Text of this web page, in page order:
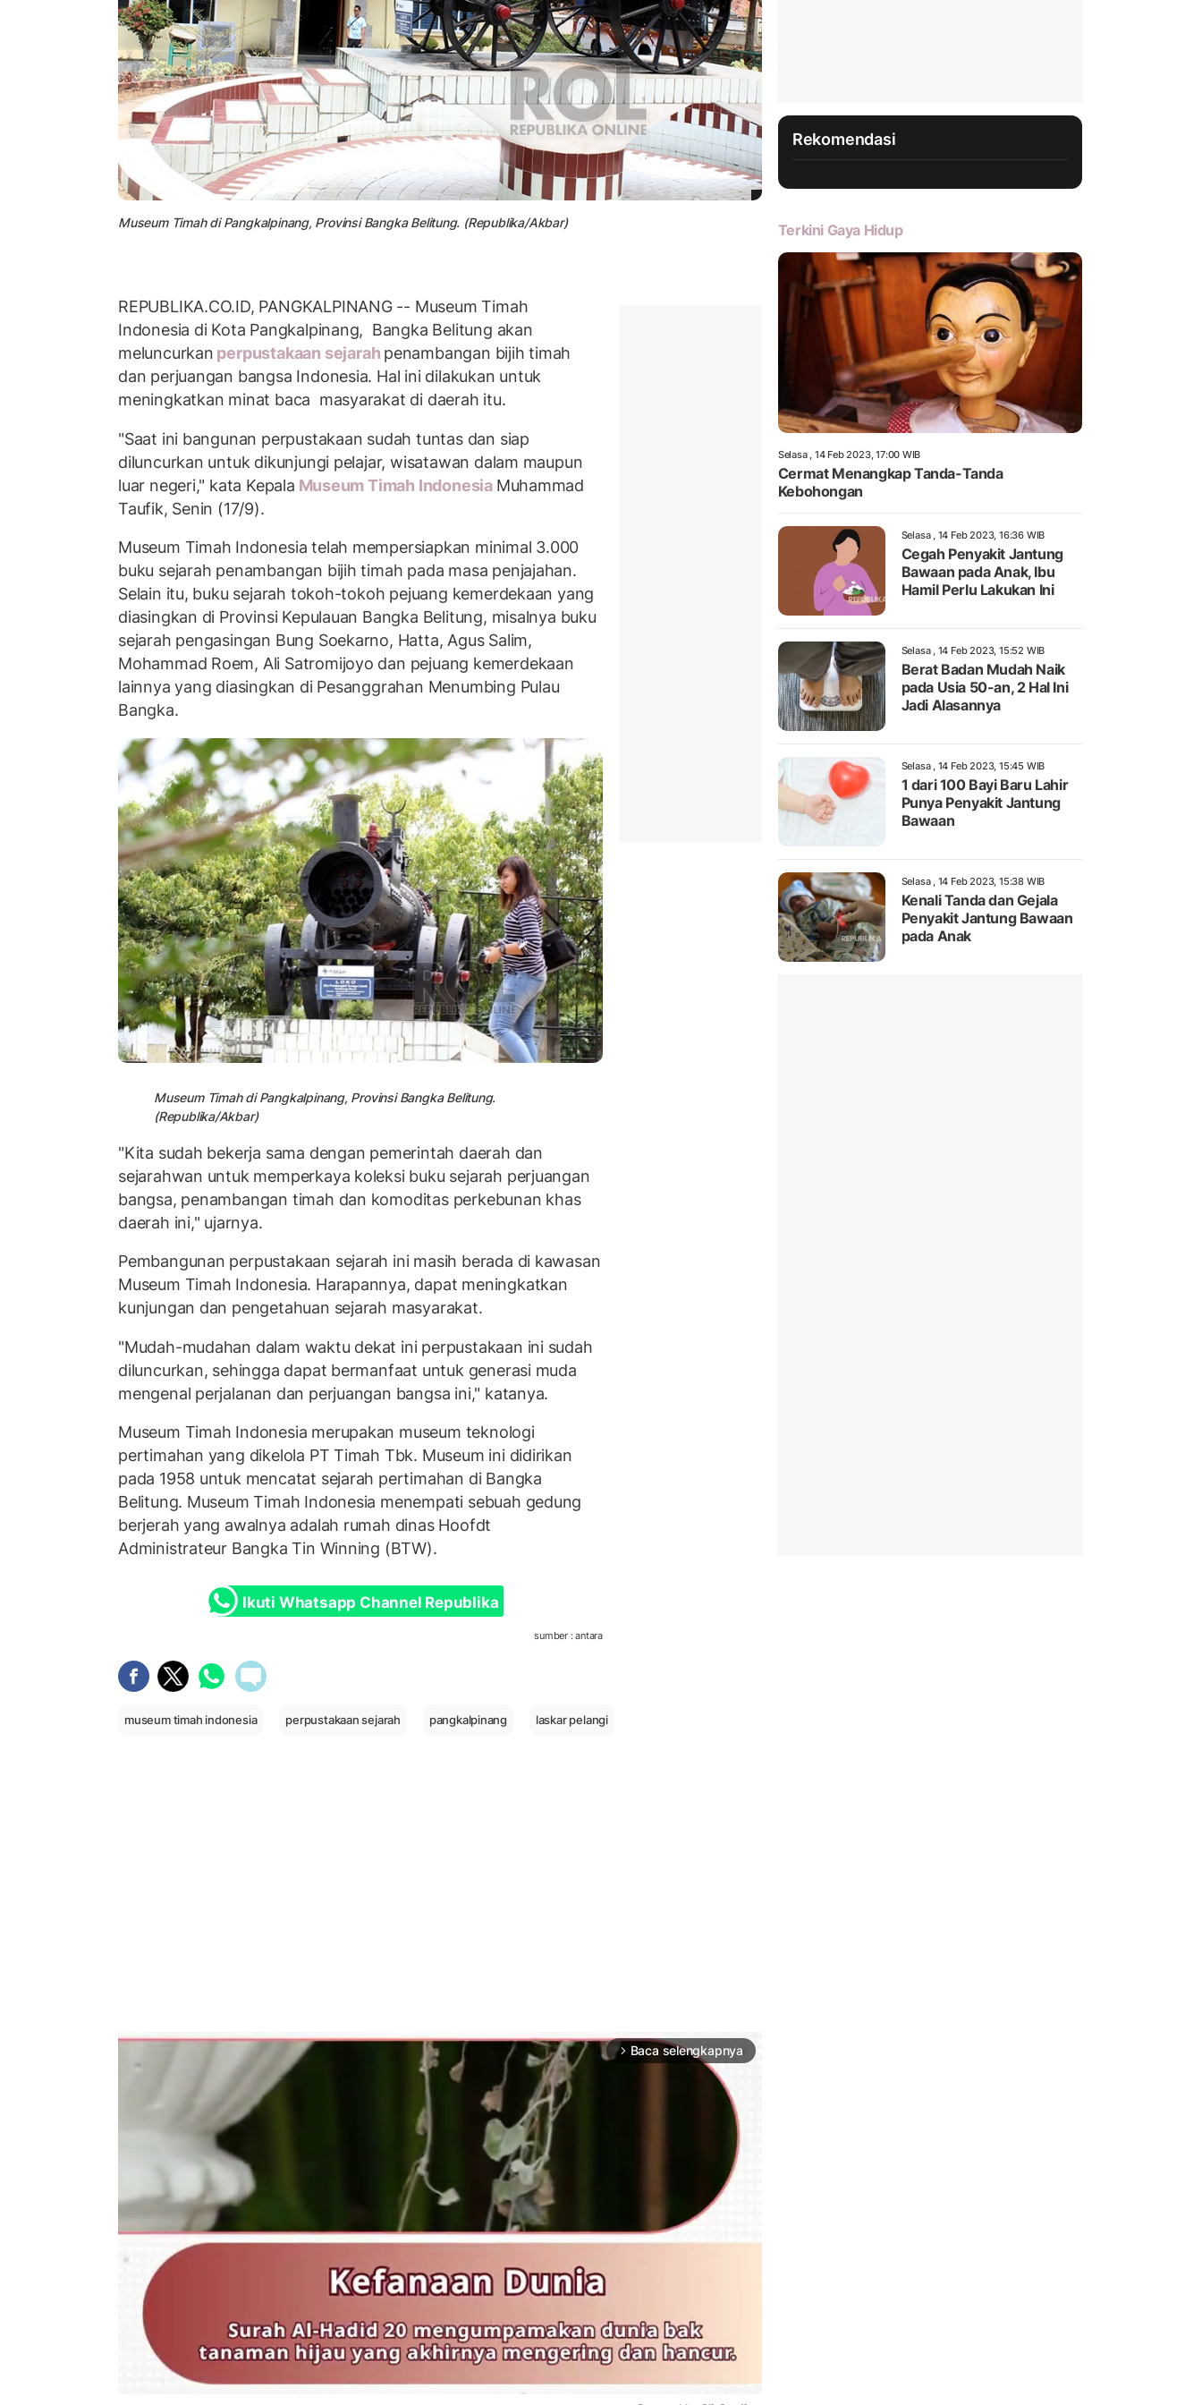
Museum Timah di Pangkalpinang, Provinsi Bangka Belitung. (Republika/Akbar)
REPUBLIKA.CO.ID, PANGKALPINANG -- Museum Timah
Indonesia di Kota Pangkalpinang, Bangka Belitung akan
meluncurkan perpustakaan sejarah penambangan bijih timah
dan perjuangan bangsa Indonesia. Hal ini dilakukan untuk
meningkatkan minat baca masyarakat di daerah itu.
"Saat ini bangunan perpustakaan sudah tuntas dan siap
diluncurkan untuk dikunjungi pelajar, wisatawan dalam maupun
luar negeri," kata Kepala Museum Timah Indonesia Muhammad
Taufik, Senin (17/9).
Museum Timah Indonesia telah mempersiapkan minimal 3.000
buku sejarah penambangan bijih timah pada masa penjajahan.
Selain itu, buku sejarah tokoh-tokoh pejuang kemerdekaan yang
diasingkan di Provinsi Kepulauan Bangka Belitung, misalnya buku
sejarah pengasingan Bung Soekarno, Hatta, Agus Salim,
Mohammad Roem, Ali Satromijoyo dan pejuang kemerdekaan
lainnya yang diasingkan di Pesanggrahan Menumbing Pulau
Bangka.
Museum Timah di Pangkalpinang, Provinsi Bangka Belitung.
(Republika/Akbar)
"Kita sudah bekerja sama dengan pemerintah daerah dan
sejarahwan untuk memperkaya koleksi buku sejarah perjuangan
bangsa, penambangan timah dan komoditas perkebunan khas
daerah ini," ujarnya.
Pembangunan perpustakaan sejarah ini masih berada di kawasan
Museum Timah Indonesia. Harapannya, dapat meningkatkan
kunjungan dan pengetahuan sejarah masyarakat.
"Mudah-mudahan dalam waktu dekat ini perpustakaan ini sudah
diluncurkan, sehingga dapat bermanfaat untuk generasi muda
mengenal perjalanan dan perjuangan bangsa ini," katanya.
Museum Timah Indonesia merupakan museum teknologi
pertimahan yang dikelola PT Timah Tbk. Museum ini didirikan
pada 1958 untuk mencatat sejarah pertimahan di Bangka
Belitung. Museum Timah Indonesia menempati sebuah gedung
berjerah yang awalnya adalah rumah dinas Hoofdt
Administrateur Bangka Tin Winning (BTW).
Ikuti Whatsapp Channel Republika
sumber : antara
museum timah indonesia perpustakaan sejarah pangkalpinang laskar pelangi
arrow_forward_ios Baca selengkapnya
Rekomendasi
Terkini Gaya Hidup
Selasa , 14 Feb 2023, 17:00 WIB
Cermat Menangkap Tanda-Tanda
Kebohongan
Selasa , 14 Feb 2023, 16:36 WIB
Cegah Penyakit Jantung
Bawaan pada Anak, Ibu
Hamil Perlu Lakukan Ini
Selasa , 14 Feb 2023, 15:52 WIB
Berat Badan Mudah Naik
pada Usia 50-an, 2 Hal Ini
Jadi Alasannya
Selasa , 14 Feb 2023, 15:45 WIB
1 dari 100 Bayi Baru Lahir
Punya Penyakit Jantung
Bawaan
Selasa , 14 Feb 2023, 15:38 WIB
Kenali Tanda dan Gejala
Penyakit Jantung Bawaan
pada Anak